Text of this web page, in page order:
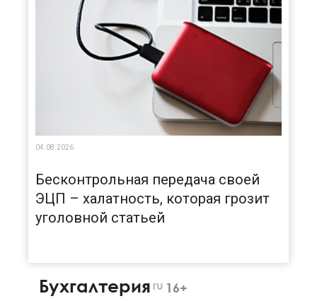
04.08.2026
Бесконтрольная передача своей
ЭЦП – халатность, которая грозит
уголовной статьей
Бухгалтерия ru 16+